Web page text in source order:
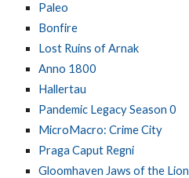
Paleo
Bonfire
Lost Ruins of Arnak
Anno 1800
Hallertau
Pandemic Legacy Season 0
MicroMacro: Crime City
Praga Caput Regni
Gloomhaven Jaws of the Lion